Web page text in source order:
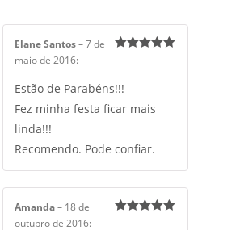
Elane Santos – 7 de
maio de 2016:
Estão de Parabéns!!!
Fez minha festa ficar mais
linda!!!
Recomendo. Pode confiar.
Amanda – 18 de
outubro de 2016: